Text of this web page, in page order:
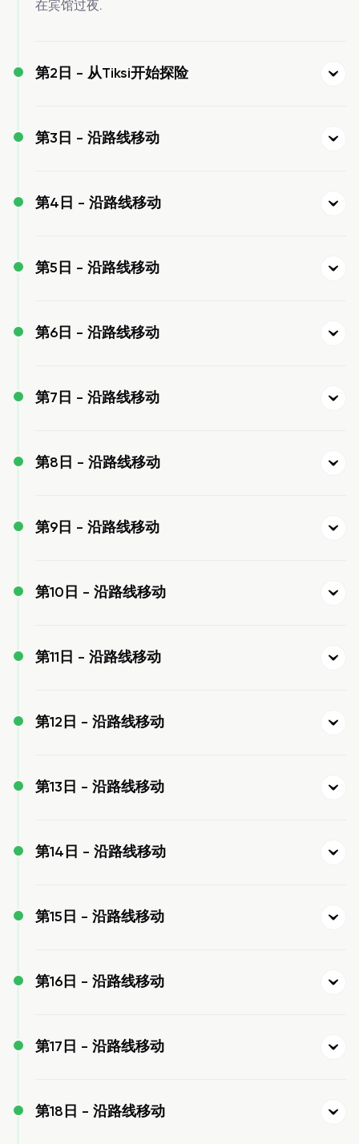
在宾馆过夜.
第2日 - 从Tiksi开始探险
第3日 - 沿路线移动
第4日 - 沿路线移动
第5日 - 沿路线移动
第6日 - 沿路线移动
第7日 - 沿路线移动
第8日 - 沿路线移动
第9日 - 沿路线移动
第10日 - 沿路线移动
第11日 - 沿路线移动
第12日 - 沿路线移动
第13日 - 沿路线移动
第14日 - 沿路线移动
第15日 - 沿路线移动
第16日 - 沿路线移动
第17日 - 沿路线移动
第18日 - 沿路线移动